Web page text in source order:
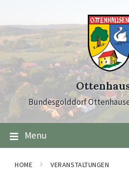
content
main
navigation
footer
Bundesgolddorf
Menu
HOME VERANSTALTUNGEN